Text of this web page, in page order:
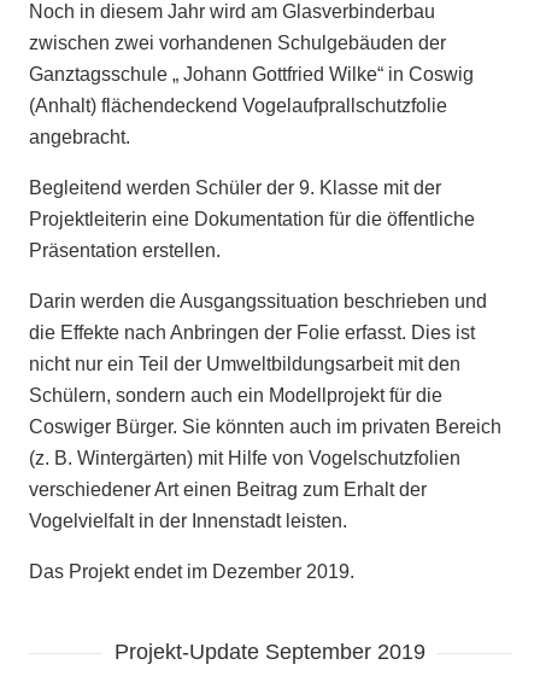
Noch in diesem Jahr wird am Glasverbinderbau
zwischen zwei vorhandenen Schulgebäuden der
Ganztagsschule „ Johann Gottfried Wilke“ in Coswig
(Anhalt) flächendeckend Vogelaufprallschutzfolie
angebracht.
Begleitend werden Schüler der 9. Klasse mit der
Projektleiterin eine Dokumentation für die öffentliche
Präsentation erstellen.
Darin werden die Ausgangssituation beschrieben und
die Effekte nach Anbringen der Folie erfasst. Dies ist
nicht nur ein Teil der Umweltbildungsarbeit mit den
Schülern, sondern auch ein Modellprojekt für die
Coswiger Bürger. Sie könnten auch im privaten Bereich
(z. B. Wintergärten) mit Hilfe von Vogelschutzfolien
verschiedener Art einen Beitrag zum Erhalt der
Vogelvielfalt in der Innenstadt leisten.
Das Projekt endet im Dezember 2019.
Projekt-Update September 2019